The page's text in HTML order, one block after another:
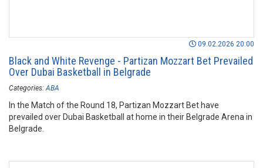
09.02.2026 20:00
Black and White Revenge - Partizan Mozzart Bet Prevailed
Over Dubai Basketball in Belgrade
Categories: ABA
In the Match of the Round 18, Partizan Mozzart Bet have
prevailed over Dubai Basketball at home in their Belgrade Arena in
Belgrade.